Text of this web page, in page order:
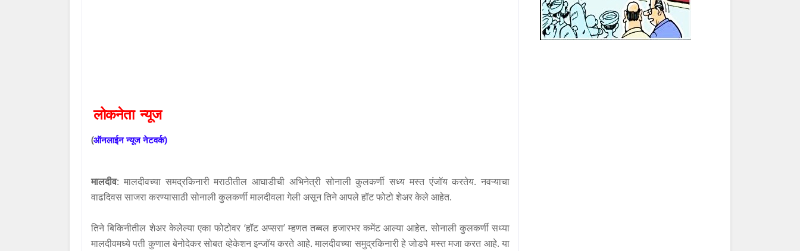
लोकनेता न्यूज
(ऑनलाईन न्यूज नेटवर्क)
मालदीव: मालदीवच्या समद्रकिनारी मराठीतील आघाडीची अभिनेत्री सोनाली कुलकर्णी सध्य मस्त एंजॉय करतेय. नवऱ्याचा
वाढदिवस साजरा करण्यासाठी सोनाली कुलकर्णी मालदीवला गेली असून तिने आपले हॉट फोटो शेअर केले आहेत.
तिने बिकिनीतील शेअर केलेल्या एका फोटोवर ‘हॉट अप्सरा’ म्हणत तब्बल हजारभर कमेंट आल्या आहेत. सोनाली कुलकर्णी सध्या
मालदीवमध्ये पती कुणाल बेनोदेकर सोबत व्हेकेशन इन्जॉय करते आहे. मालदीवच्या समुद्रकिनारी हे जोडपे मस्त मजा करत आहे. या